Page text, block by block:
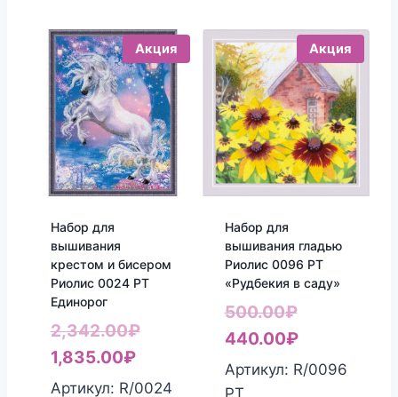
Акция
Набор для
вышивания
крестом и бисером
Риолис 0024 РТ
Единорог
2,342.00₽Первоначальная
составляла
1,835.00₽Текущая
цена:
Артикул: R/0024
Акция
Набор для
вышивания гладью
Риолис 0096 РТ
«Рудбекия в саду»
500.00₽
цена
составляла
440.00₽Текущая
цена:
Артикул: R/0096
РТ